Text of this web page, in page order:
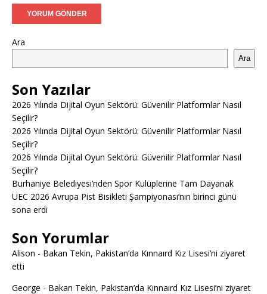
Ara
Ara
Son Yazılar
2026 Yılında Dijital Oyun Sektörü: Güvenilir Platformlar Nasıl
Seçilir?
2026 Yılında Dijital Oyun Sektörü: Güvenilir Platformlar Nasıl
Seçilir?
2026 Yılında Dijital Oyun Sektörü: Güvenilir Platformlar Nasıl
Seçilir?
Burhaniye Belediyesi’nden Spor Kulüplerine Tam Dayanak
UEC 2026 Avrupa Pist Bisikleti Şampiyonası’nın birinci günü
sona erdi
Son Yorumlar
Alison - Bakan Tekin, Pakistan’da Kınnaırd Kız Lisesi’ni ziyaret
etti
George - Bakan Tekin, Pakistan’da Kınnaırd Kız Lisesi’ni ziyaret